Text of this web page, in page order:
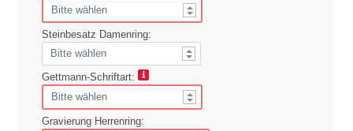
Steinbesatz Damenring:
Gettmann-Schriftart:
Gravierung Herrenring: